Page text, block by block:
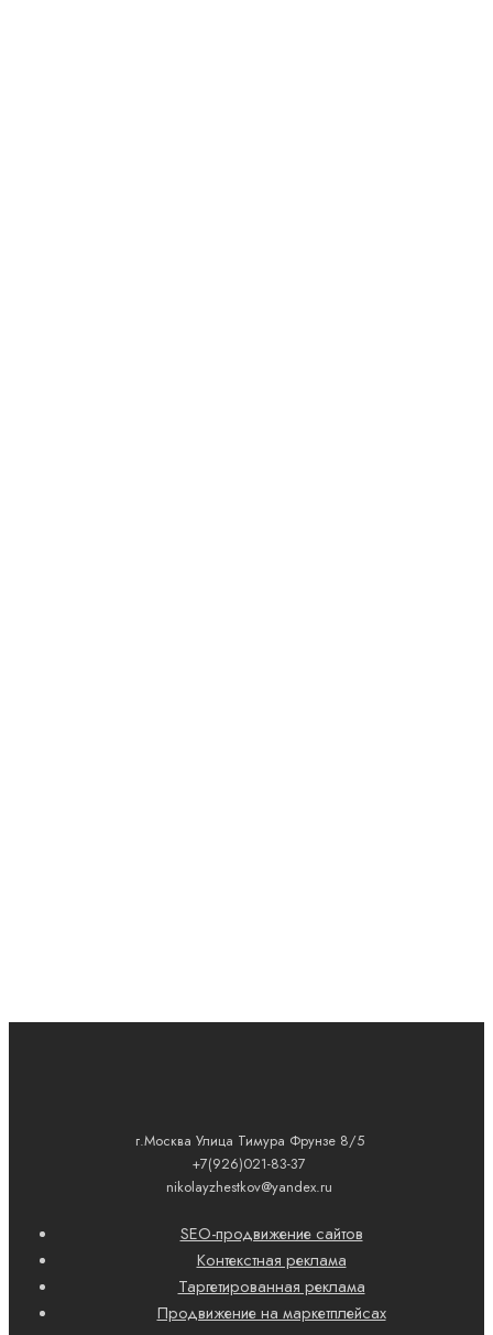
г.Москва Улица Тимура Фрунзе 8/5
+7(926)021-83-37
nikolayzhestkov@yandex.ru
SEO-продвижение сайтов
Контекстная реклама
Таргетированная реклама
Продвижение на маркетплейсах